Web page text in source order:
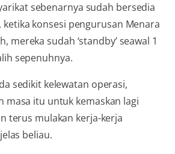
sebenarnya sudah bersedia
, ketika konsesi pengurusan Menara
mereka sudah ‘standby’ seawal 1
sepenuhnya.
sedikit kelewatan operasi,
masa itu untuk kemaskan lagi
terus mulakan kerja-kerja
beliau.